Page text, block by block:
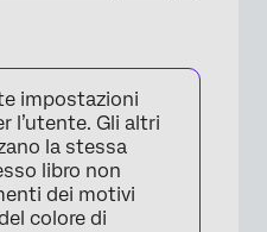
impostazioni
l’utente. Gli altri
la stessa
libro non
dei motivi
colore di